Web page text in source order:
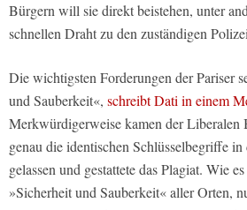
Bürgern will sie direkt beistehen, unter
schnellen Draht zu den zuständigen
Die wichtigsten Forderungen der Pariser
und Sauberkeit«, schreibt Dati in einem
Merkwürdigerweise kamen der Liberalen
genau die identischen Schlüsselbegriffe
gelassen und gestattete das Plagiat. Wie
»Sicherheit und Sauberkeit« aller Orten,